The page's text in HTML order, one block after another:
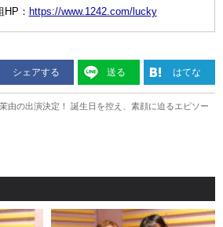
HP： https://www.1242.com/lucky
シェアする 送る はてな
由の出演決定！ 誕生日を控え、素顔に迫るエピソー